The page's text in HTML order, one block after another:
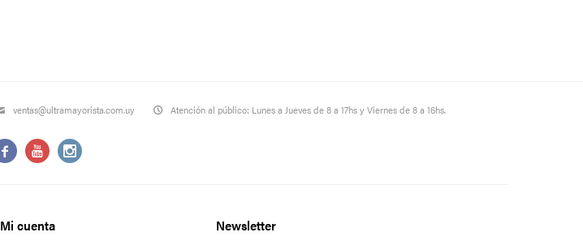
ventas@ultramayorista.com.uy Atención al público: Lunes a Jueves de 8 a 17hs y Viernes de 8 a 16hs.
  
Mi cuenta Newsletter